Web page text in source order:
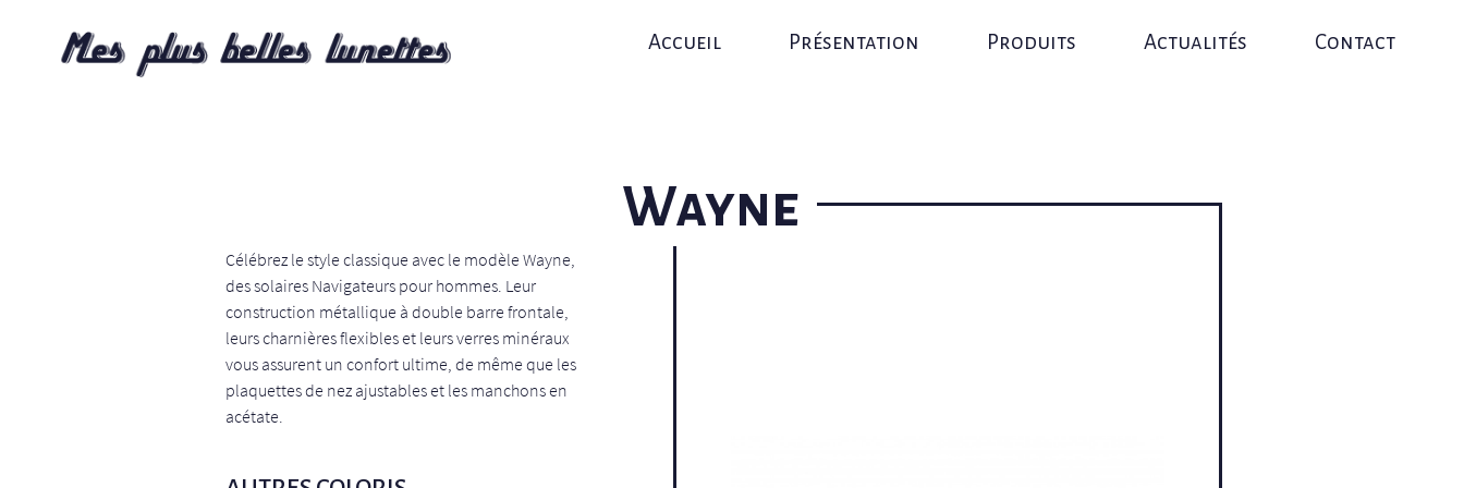
Accueil Présentation Produits Actualités Contact
Célébrez le style classique avec le modèle Wayne,
des solaires Navigateurs pour hommes. Leur
construction métallique à double barre frontale,
leurs charnières flexibles et leurs verres minéraux
vous assurent un confort ultime, de même que les
plaquettes de nez ajustables et les manchons en
acétate.
Wayne